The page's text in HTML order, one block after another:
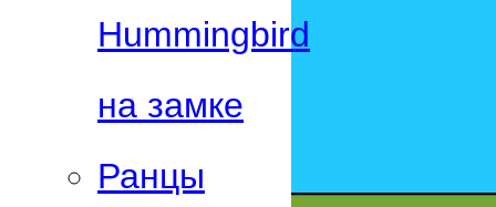
Hummingbird
на замке
Ранцы